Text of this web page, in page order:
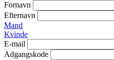
Fornavn
Efternavn
Mand
Kvinde
E-mail
Adgangskode